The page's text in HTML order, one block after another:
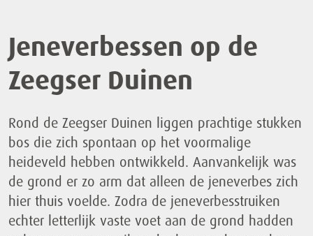
Jeneverbessen op de
Zeegser Duinen
Rond de Zeegser Duinen liggen prachtige stukken
bos die zich spontaan op het voormalige
heideveld hebben ontwikkeld. Aanvankelijk was
de grond er zo arm dat alleen de jeneverbes zich
hier thuis voelde. Zodra de jeneverbesstruiken
echter letterlijk vaste voet aan de grond hadden